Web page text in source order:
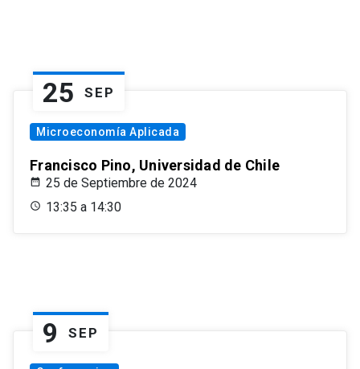
25 SEP
Microeconomía Aplicada
Francisco Pino, Universidad de Chile
25 de Septiembre de 2024
13:35 a 14:30
9 SEP